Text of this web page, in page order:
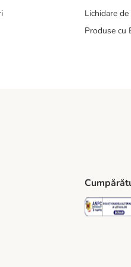
Lichidare
Produse cu
Method
Shop Shipping Method